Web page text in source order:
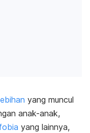
yang muncul
anak-anak,
yang lainnya,